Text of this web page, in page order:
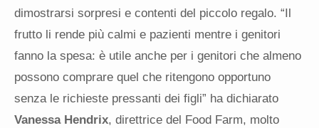
dimostrarsi sorpresi e contenti del piccolo regalo. “Il
frutto li rende più calmi e pazienti mentre i genitori
fanno la spesa: è utile anche per i genitori che almeno
possono comprare quel che ritengono opportuno
senza le richieste pressanti dei figli” ha dichiarato
Vanessa Hendrix, direttrice del Food Farm, molto